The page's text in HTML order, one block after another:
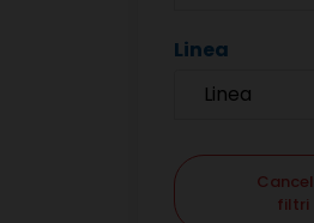
Linea
Linea
filtri